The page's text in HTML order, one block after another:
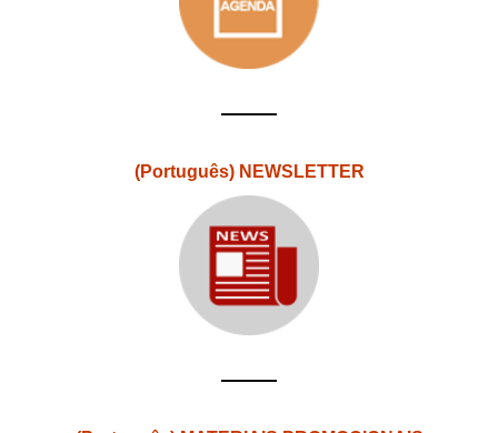
(Português) NEWSLETTER